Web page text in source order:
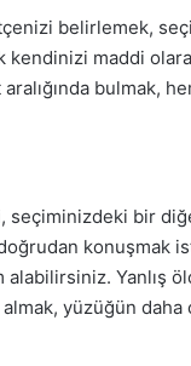
belirlemek,
kendinizi maddi
bulmak,
seçiminizdeki bir
konuşmak
alabilirsiniz. Yanlış
yüzüğün daha